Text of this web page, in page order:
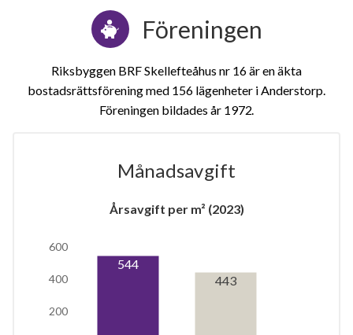
lägenhet
Föreningen
Riksbyggen BRF Skellefteåhus nr 16 är en äkta
bostadsrättsförening med 156 lägenheter i Anderstorp.
Föreningen bildades år 1972
Månadsavgift
Årsavgift per m² (2023)
200
400
600
544
443